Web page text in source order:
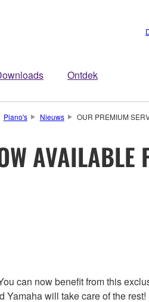
Ontdek
Piano's Nieuws OUR PREMIUM
AVAILABLE
can now benefit from this
Yamaha will take care of the rest!